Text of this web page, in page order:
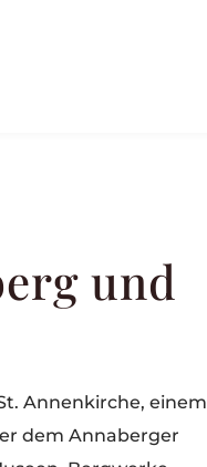
und
Annenkirche, einem
dem Annaberger